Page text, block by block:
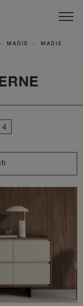
MADIE -
MADIE
4